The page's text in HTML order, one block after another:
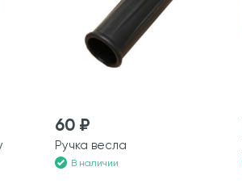
60 ₽
Ручка весла
В наличии